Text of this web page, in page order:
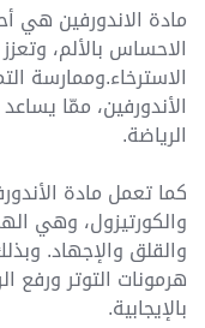
مادة الاندورفين هي
الاحساس بالألم،
الاسترخاء.وممارسة
الأندورفين، ممّا
الرياضة.
كما تعمل مادة
والكورتيزول، وهي
والقلق والإجهاد.
هرمونات التوتر ورفع
بالإيجابية.